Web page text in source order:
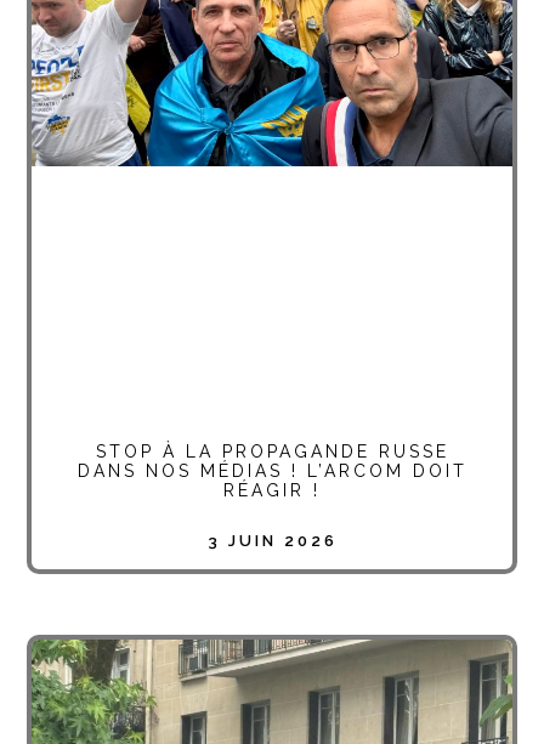
STOP À LA PROPAGANDE RUSSE
DANS NOS MÉDIAS ! L’ARCOM DOIT
RÉAGIR !
3 JUIN 2026